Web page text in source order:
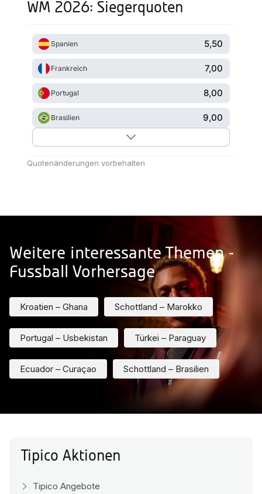
WM 2026: Siegerquoten
Spanien 5,50
Frankreich 7,00
Portugal 8,00
Brasilien 9,00
Quotenänderungen vorbehalten
Weitere interessante Themen -
Fussball Vorhersage
Kroatien – Ghana Schottland – Marokko
Portugal – Usbekistan Türkei – Paraguay
Ecuador – Curaçao Schottland – Brasilien
Tipico Aktionen
Tipico Angebote